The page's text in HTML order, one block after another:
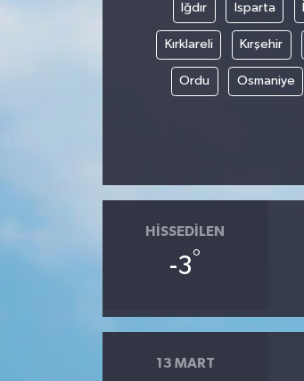
Iğdır Isparta
Kırklareli Kırşehir
Ordu Osmaniye
HISSEDILEN
-3°
13 MART